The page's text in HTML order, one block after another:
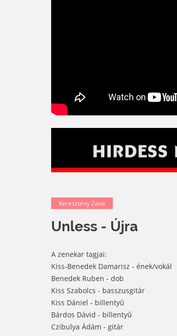
Keresztény Zene
Unless - Újra
A zenekar tagjai:
Kiss-Benedek Damarisz - ének/vokál
Benedek Ruben - dob
Kiss Szabolcs - basszusgitár
Kiss Dániel - billentyű
Bárdos Dávid - billentyű
Czibulya Ádám - gitár